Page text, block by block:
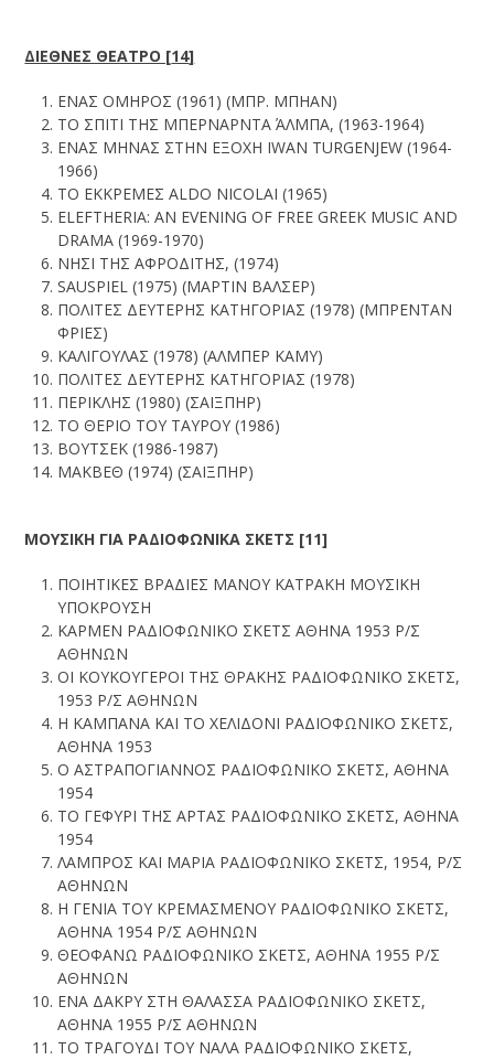
ΔΙΕΘΝΕΣ ΘΕΑΤΡΟ [14]
EΝΑΣ OΜΗΡΟΣ (1961) (ΜΠΡ. ΜΠΗΑΝ)
ΤΟ ΣΠΙΤΙ ΤΗΣ ΜΠΕΡΝΑΡΝΤΑ ΆΛΜΠΑ, (1963-1964)
ΕΝΑΣ ΜΗΝΑΣ ΣΤΗΝ ΕΞΟΧΗ IWAN TURGENJEW (1964-
1966)
ΤΟ ΕΚΚΡΕΜΕΣ ALDO NICOLAI (1965)
ELEFTHERIA: AN EVENING OF FREE GREEK MUSIC AND
DRAMA (1969-1970)
ΝΗΣI ΤΗΣ ΑΦΡΟΔIΤΗΣ, (1974)
SAUSPIEL (1975) (ΜΑΡΤΙΝ ΒΑΛΣΕΡ)
ΠΟΛΙΤΕΣ ΔΕΥΤΕΡΗΣ ΚΑΤΗΓΟΡΙΑΣ (1978) (ΜΠΡΕΝΤΑΝ
ΦΡΙΕΣ)
ΚΑΛΙΓΟΥΛΑΣ (1978) (ΑΛΜΠΕΡ ΚΑΜΥ)
ΠΟΛΙΤΕΣ ΔΕΥΤΕΡΗΣ ΚΑΤΗΓΟΡΙΑΣ (1978)
ΠΕΡΙΚΛΗΣ (1980) (ΣΑΙΞΠΗΡ)
ΤΟ ΘΕΡΙΟ ΤΟΥ ΤΑΥΡΟΥ (1986)
ΒΟΥΤΣΕΚ (1986-1987)
ΜΑΚΒΕΘ (1974) (ΣΑΙΞΠΗΡ)
ΜΟΥΣΙΚΗ ΓΙΑ ΡΑΔΙΟΦΩΝΙΚΑ ΣΚΕΤΣ [11]
ΠΟΙΗΤΙΚΕΣ ΒΡΑΔΙΕΣ ΜΑΝΟΥ ΚΑΤΡΑΚΗ ΜΟΥΣΙΚΗ
ΥΠΟΚΡΟΥΣΗ
ΚΑΡΜΕΝ ΡΑΔΙΟΦΩΝΙΚΟ ΣΚΕΤΣ ΑΘΗΝΑ 1953 Ρ/Σ
ΑΘΗΝΩΝ
ΟΙ ΚΟΥΚΟΥΓΕΡΟΙ ΤΗΣ ΘΡΑΚΗΣ ΡΑΔΙΟΦΩΝΙΚΟ ΣΚΕΤΣ,
1953 Ρ/Σ ΑΘΗΝΩΝ
Η ΚΑΜΠΑΝΑ ΚΑΙ ΤΟ ΧΕΛΙΔΟΝΙ ΡΑΔΙΟΦΩΝΙΚΟ ΣΚΕΤΣ,
ΑΘΗΝΑ 1953
Ο ΑΣΤΡΑΠΟΓΙΑΝΝΟΣ ΡΑΔΙΟΦΩΝΙΚΟ ΣΚΕΤΣ, ΑΘΗΝΑ
1954
ΤΟ ΓΕΦΥΡΙ ΤΗΣ ΑΡΤΑΣ ΡΑΔΙΟΦΩΝΙΚΟ ΣΚΕΤΣ, ΑΘΗΝΑ
1954
ΛΑΜΠΡΟΣ ΚΑΙ ΜΑΡΙΑ ΡΑΔΙΟΦΩΝΙΚΟ ΣΚΕΤΣ, 1954, Ρ/Σ
ΑΘΗΝΩΝ
Η ΓΕΝΙΑ ΤΟΥ ΚΡΕΜΑΣΜΕΝΟΥ ΡΑΔΙΟΦΩΝΙΚΟ ΣΚΕΤΣ,
ΑΘΗΝΑ 1954 Ρ/Σ ΑΘΗΝΩΝ
ΘΕΟΦΑΝΩ ΡΑΔΙΟΦΩΝΙΚΟ ΣΚΕΤΣ, ΑΘΗΝΑ 1955 Ρ/Σ
ΑΘΗΝΩΝ
ΕΝΑ ΔΑΚΡΥ ΣΤΗ ΘΑΛΑΣΣΑ ΡΑΔΙΟΦΩΝΙΚΟ ΣΚΕΤΣ,
ΑΘΗΝΑ 1955 Ρ/Σ ΑΘΗΝΩΝ
ΤΟ ΤΡΑΓΟΥΔΙ ΤΟΥ ΝΑΛΑ ΡΑΔΙΟΦΩΝΙΚΟ ΣΚΕΤΣ,